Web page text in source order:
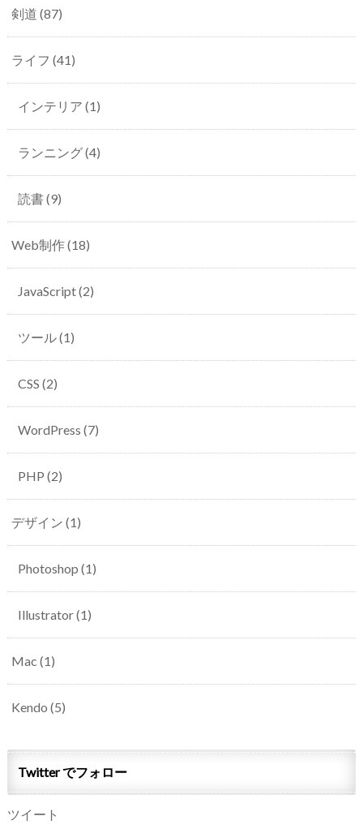
剣道 (87)
ライフ (41)
インテリア (1)
ランニング(4)
読書(9)
Web制作(18)
JavaScript(2)
ツール(1)
CSS (2)
WordPress (7)
PHP (2)
デザイン (1)
Photoshop (1)
Illustrator(1)
Mac (1)
Kendo (5)
Twitter でフォロー
ツイート